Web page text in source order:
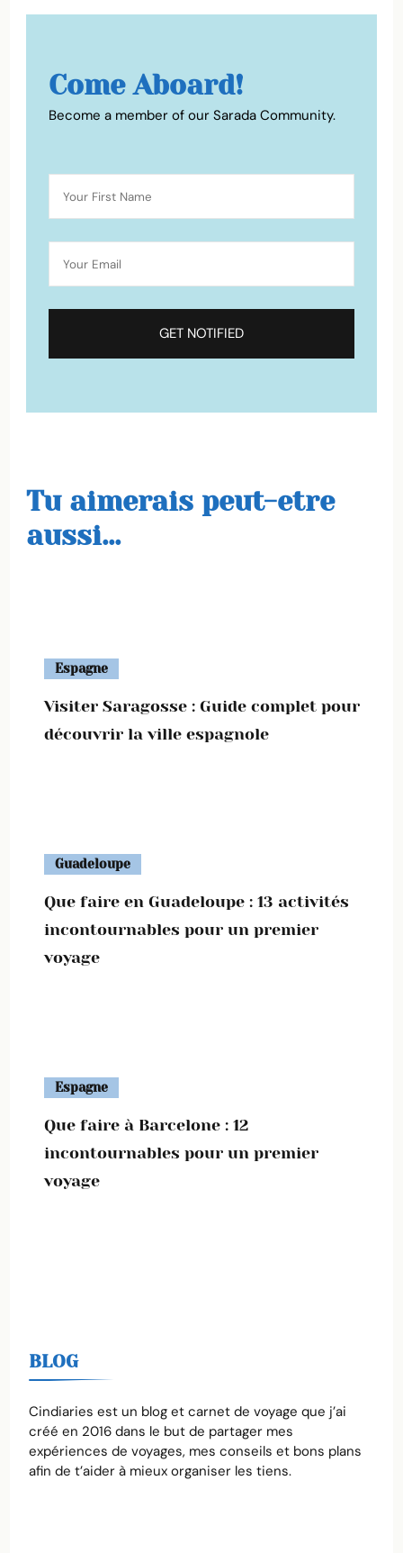
Come Aboard!
Become a member of our Sarada Community.
Tu aimerais peut-etre
aussi...
Espagne
Visiter Saragosse : Guide complet pour
découvrir la ville espagnole
Guadeloupe
Que faire en Guadeloupe : 13 activités
incontournables pour un premier
voyage
Espagne
Que faire à Barcelone : 12
incontournables pour un premier
voyage
BLOG
Cindiaries est un blog et carnet de voyage que j’ai
créé en 2016 dans le but de partager mes
expériences de voyages, mes conseils et bons plans
afin de t’aider à mieux organiser les tiens.